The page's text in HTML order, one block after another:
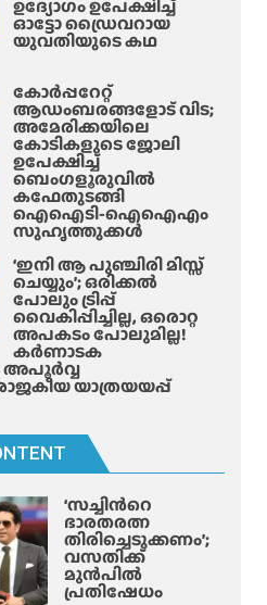
മാ
റ്റം
;
ഉദ്യോഗം ഉപേക്ഷിച്ച്
ഓട്ടോ ഡ്രൈവറായ
യുവതിയുടെ കഥ
കോർപ്പറേറ്റ്
ആഡംബരങ്ങളോട് വിട;
അമേരിക്കയിലെ
കോടികളുടെ ജോലി
ഉപേക്ഷിച്ച്
ബെംഗളൂരുവിൽ
കഫേതുടങ്ങി
ഐഐടി-ഐഐഎം
സുഹൃത്തുക്കൾ
‘ഇനി ആ പുഞ്ചിരി മിസ്സ്
ചെയ്യും’; ഒരിക്കൽ
പോലും ട്രിപ്പ്
വൈകിപ്പിച്ചില്ല, ഒരൊറ്റ
അപകടം പോലുമില്ല!
കർണാടക
അപൂർവ്വ
യാത്രയയപ്പ്
‘സച്ചിന്‍റെ
ഭാരതരത്ന
തിരിച്ചെടുക്കണം’;
വസതിക്ക്
മുൻപിൽ
പ്രതിഷേധം